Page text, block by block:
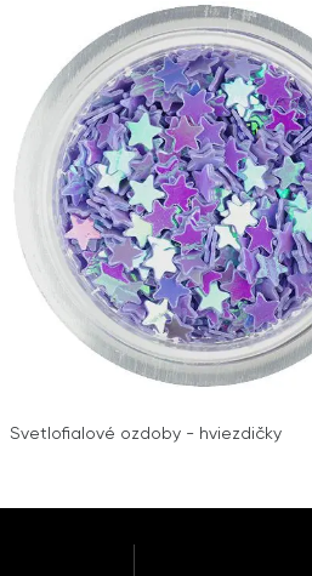
Svetlofialové ozdoby - hviezdičky